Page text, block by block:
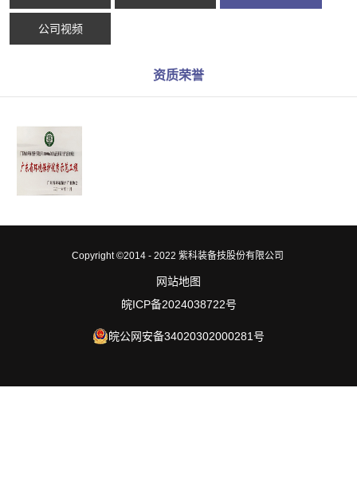
公司视频
资质荣誉
Copyright ©2014 - 2022 紫科装备技股份有限公司
网站地图
皖ICP备2024038722号
皖公网安备34020302000281号